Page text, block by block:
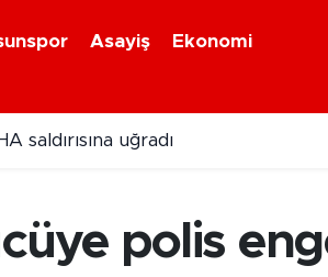
Asayiş
Ekonomi
saldırısına uğradı
polis